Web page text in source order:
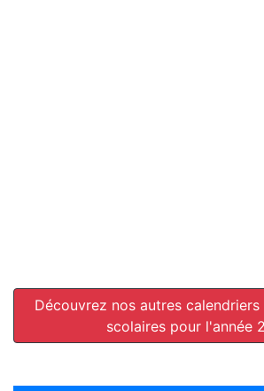
Découvrez nos autres
scolaires pour l'année